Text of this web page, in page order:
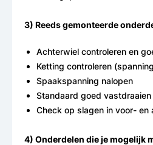
3) Reeds gemonteerde
Achterwiel controleren en
Ketting controleren
Spaakspanning nalopen
Standaard goed vastdraaien
Check op slagen in voor- en
4) Onderdelen die je mogelijk